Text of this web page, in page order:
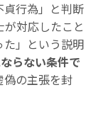
行為」と判断
対応したこと
」という説明
らない条件で
偽の主張を封